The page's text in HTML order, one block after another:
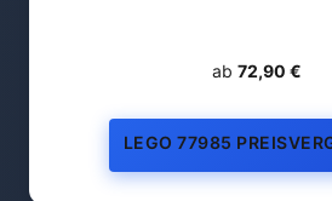
ab 72,90 €
LEGO 77985